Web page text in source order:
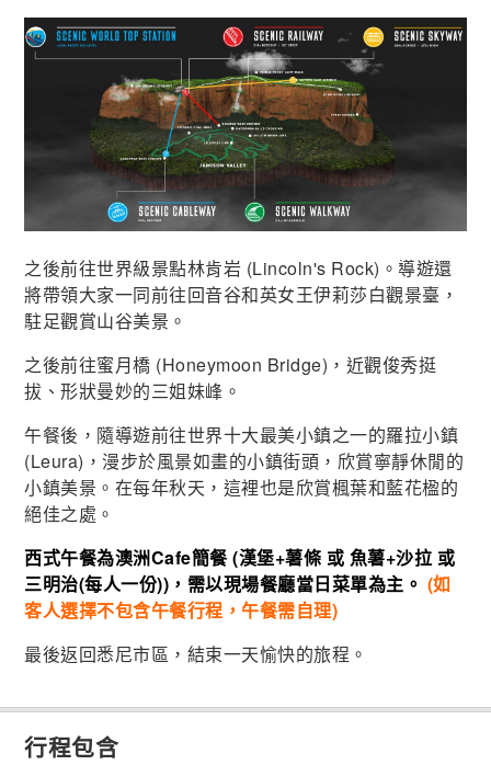
之後前往世界級景點林肯岩 (Lincoln's Rock)。導遊還
將帶領大家一同前往回音谷和英女王伊莉莎白觀景臺，
駐足觀賞山谷美景。
之後前往蜜月橋 (Honeymoon Bridge)，近觀俊秀挺
拔、形狀曼妙的三姐妹峰。
午餐後，隨導遊前往世界十大最美小鎮之一的羅拉小鎮
(Leura)，漫步於風景如畫的小鎮街頭，欣賞寧靜休閒的
小鎮美景。在每年秋天，這裡也是欣賞楓葉和藍花楹的
絕佳之處。
西式午餐為澳洲Cafe簡餐 (漢堡+薯條 或 魚薯+沙拉 或
三明治(每人一份))，需以現場餐廳當日菜單為主。 (如
客人選擇不包含午餐行程，午餐需自理)
最後返回悉尼市區，結束一天愉快的旅程。
行程包含